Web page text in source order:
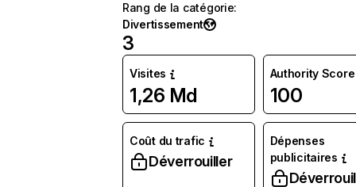
Rang de la catégorie:
Divertissement
3
Visites
1,26 Md
Authority Score
100
Coût du trafic
Déverrouiller
Dépenses
publicitaires